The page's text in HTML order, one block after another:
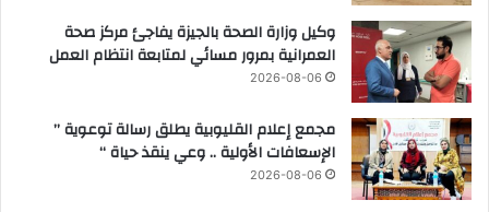
ا
ف
ة
وكيل وزارة الصحة بالجيزة يفاجئ مركز صحة
العمرانية بمرور مسائي لمتابعة انتظام العمل
2026-08-06
مجمع إعلام القليوبية يطلق رسالة توعوية ”
الإسعافات الأولية .. وعي ينقذ حياة “
2026-08-06